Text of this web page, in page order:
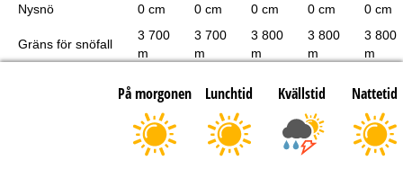
Nysnö 0 cm 0 cm 0 cm 0 cm 0 cm
Gräns för snöfall
3 700
m
3 700
m
3 800
m
3 800
m
3 800
m
På morgonen Lunchtid Kvällstid Nattetid